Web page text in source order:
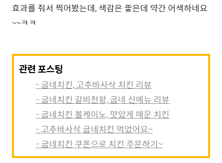
효과를 줘서 찍어봤는데, 색감은 좋은데 약간 어색하네요
~~ㅋㅋ
관련 포스팅
- 굽네치킨, 고추바사삭 치킨 리뷰
- 굽네치킨 갈비천왕, 굽네 신메뉴 리뷰
- 굽네치킨 볼케이노, 맛있게 매운 치킨
- 고추바사삭 굽네치킨 먹었어요~
- 굽네치킨 쿠폰으로 치킨 주문하기~